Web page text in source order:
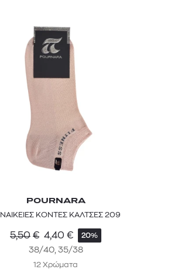
POURNARA
ΚΟΝΤΕΣ ΚΑΛΤΣΕΣ 209
5,50 € 4,40 € 20%
38/40, 35/38
12 Χρώματα